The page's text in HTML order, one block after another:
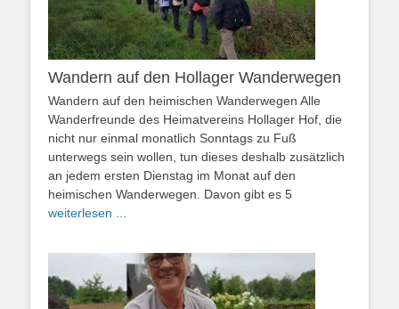
Wandern auf den Hollager Wanderwegen
Wandern auf den heimischen Wanderwegen Alle
Wanderfreunde des Heimatvereins Hollager Hof, die
nicht nur einmal monatlich Sonntags zu Fuß
unterwegs sein wollen, tun dieses deshalb zusätzlich
an jedem ersten Dienstag im Monat auf den
heimischen Wanderwegen. Davon gibt es 5
weiterlesen ...